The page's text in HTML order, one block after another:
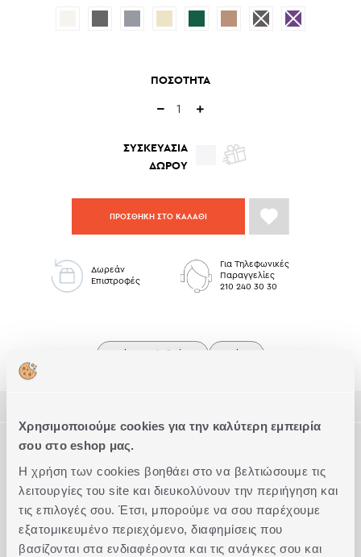
Χρησιμοποιούμε cookies για την καλύτερη εμπειρία
σου στο eshop μας.
Η χρήση των cookies βοηθάει στο να βελτιώσουμε τις
λειτουργίες του site και διευκολύνουν την περιήγηση και
τις επιλογές σου. Έτσι, μπορούμε να σου παρέχουμε
εξατομικευμένο περιεχόμενο, διαφημίσεις που
βασίζονται στα ενδιαφέροντα και τις ανάγκες σου και
ΠΟΣΟΤΗΤΑ
ΣΥΣΚΕΥΑΣΙΑ
ΔΩΡΟΥ
ΠΡΟΣΘΗΚΗ ΣΤΟ ΚΑΛΑΘΙ
Δωρεάν
Επιστροφές
Για Τηλεφωνικές
Παραγγελίες
210 240 30 30
Ριχτάρια Πολυθρόνας Ριχτάρια
Ριχτάρι πολυθρόνας διάστασης 180x180cm, με ύφασμα από
85% ακρυλικό - 15% πολυέστερ.
Συνδυάζεται με το αντίστοιχο διακοσμητικό μαξιλάρι.
Διαθέσιμο σε 7 αποχρώσεις και σε 4 διαστάσεις.
Ανανεώστε την διάθεση σας χρησιμοποιώντας ριχτάρια και
διακοσμητικά μαξιλάρια.
ΤΕΧΝΙΚΑ ΧΑΡΑΚΤΗΡΙΣΤΙΚΑ
Διάσταση Πολυθρόνας
Ποιότητα 85% ακρυλικό - 15% πολυεστέρας
Ακριβείς διαστάσεις 180x180
Συμπληρώστε το Look